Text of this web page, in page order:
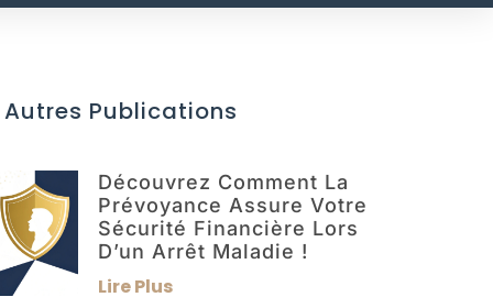
Autres Publications
Découvrez Comment La
Prévoyance Assure Votre
Sécurité Financière Lors
D’un Arrêt Maladie !
Lire Plus